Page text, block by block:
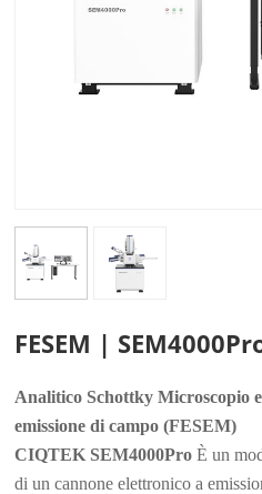
FESEM |
Analitico SchottkyMicroscopio
emissione di campo (FESEM)
CIQTEK SEM4000ProÈ un
di un cannone elettronico a